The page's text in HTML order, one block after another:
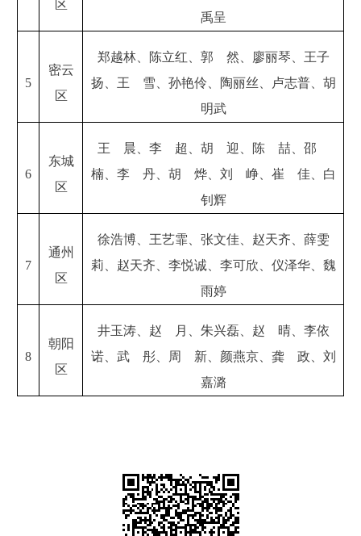
区
禹呈
5
密云
区
郑越林、陈立红、郭 然、廖丽琴、王子
扬、王 雪、孙艳伶、陶丽丝、卢志普、胡
明武
6
东城
区
王 晨、李 超、胡 迎、陈 喆、邵
楠、李 丹、胡 烨、刘 峥、崔 佳、白
钊辉
7
通州
区
徐浩博、王艺霏、张文佳、赵天齐、薛雯
莉、赵天齐、李悦诚、李可欣、仪泽华、魏
雨婷
8
朝阳
区
井玉涛、赵 月、朱兴磊、赵 晴、李依
诺、武 彤、周 新、颜燕京、龚 政、刘
嘉潞